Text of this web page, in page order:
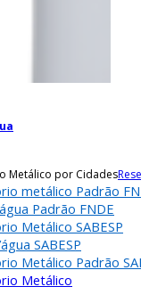
Metálico por Cidades
metálico Padrão
Padrão FNDE
Metálico SABESP
SABESP
Metálico Padrão
Metálico